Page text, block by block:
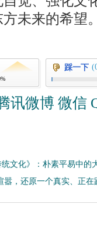
未来的希望
踩一下
讯微博 微信
文化》：朴素平易中的
嚣，还原一个真实、正在